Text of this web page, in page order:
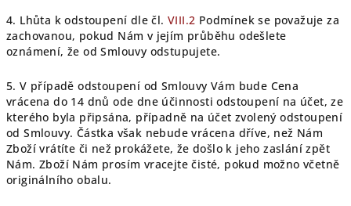
4. Lhůta k odstoupení dle čl. VIII.2 Podmínek se považuje za
zachovanou, pokud Nám v jejím průběhu odešlete
oznámení, že od Smlouvy odstupujete.
5. V případě odstoupení od Smlouvy Vám bude Cena
vrácena do 14 dnů ode dne účinnosti odstoupení na účet, ze
kterého byla připsána, případně na účet zvolený odstoupení
od Smlouvy. Částka však nebude vrácena dříve, než Nám
Zboží vrátíte či než prokážete, že došlo k jeho zaslání zpět
Nám. Zboží Nám prosím vracejte čisté, pokud možno včetně
originálního obalu.